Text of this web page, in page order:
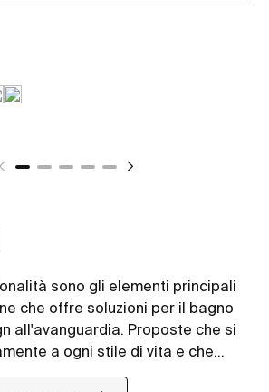
sono gli elementi principali
che offre soluzioni per il bagno
all'avanguardia. Proposte che si
a ogni stile di vita e che
l'area bagno con